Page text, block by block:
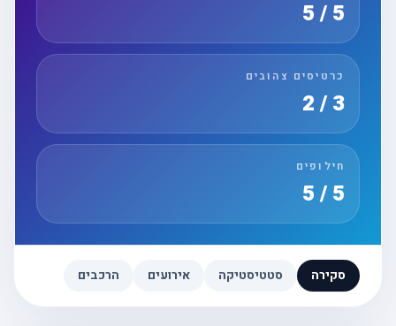
כרטיסים צהובים
3 / 2
חילופים
סקירה סטטיסטיקה אירועים הרכבים